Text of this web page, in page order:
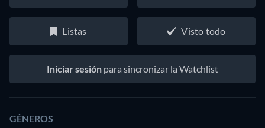
Listas Visto todo
Iniciar sesión para sincronizar la Watchlist
GÉNEROS